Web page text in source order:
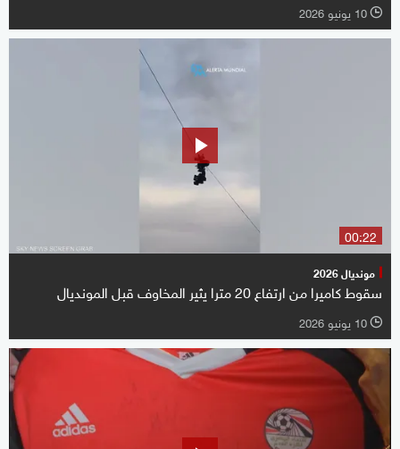
l 10 يونيو 2026
00:22
مونديال 2026
سقوط كاميرا من ارتفاع 20 مترا يثير المخاوف قبل المونديال
l 10 يونيو 2026